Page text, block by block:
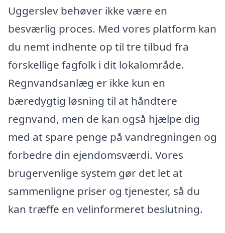
Uggerslev behøver ikke være en
besværlig proces. Med vores platform kan
du nemt indhente op til tre tilbud fra
forskellige fagfolk i dit lokalområde.
Regnvandsanlæg er ikke kun en
bæredygtig løsning til at håndtere
regnvand, men de kan også hjælpe dig
med at spare penge på vandregningen og
forbedre din ejendomsværdi. Vores
brugervenlige system gør det let at
sammenligne priser og tjenester, så du
kan træffe en velinformeret beslutning.